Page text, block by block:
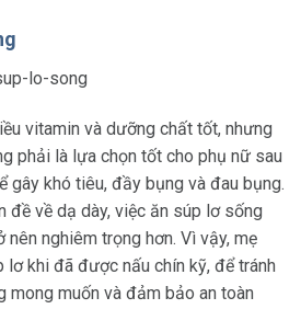
vitamin và dưỡng chất tốt, nhưng
phải là lựa chọn tốt cho phụ nữ sau
gây khó tiêu, đầy bụng và đau bụng.
đề về dạ dày, việc ăn súp lơ sống
nghiêm trọng hơn. Vì vậy, mẹ
lơ khi đã được nấu chín kỹ, để tránh
mong muốn và đảm bảo an toàn